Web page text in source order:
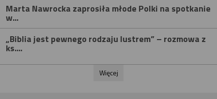
Marta Nawrocka zaprosiła młode Polki na spotkanie
w...
„Biblia jest pewnego rodzaju lustrem” – rozmowa z
ks....
Więcej